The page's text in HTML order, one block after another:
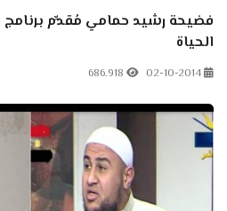
فضيحة رشيد حمامي مُقدِّم
الحياة
02-10-2014
686.918